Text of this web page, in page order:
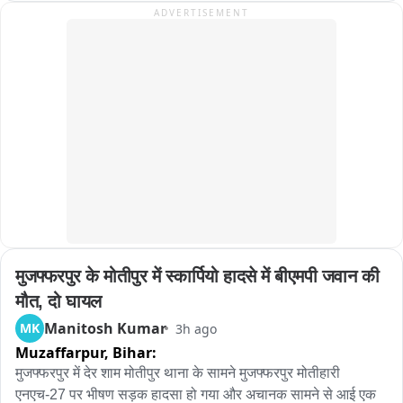
ADVERTISEMENT
मुजफ्फरपुर के मोतीपुर में स्कार्पियो हादसे में बीएमपी जवान की
मौत, दो घायल
MK Manitosh Kumar 3h ago
Muzaffarpur, Bihar:
मुजफ्फरपुर में देर शाम मोतीपुर थाना के सामने मुजफ्फरपुर मोतीहारी
एनएच-27 पर भीषण सड़क हादसा हो गया और अचानक सामने से आई एक